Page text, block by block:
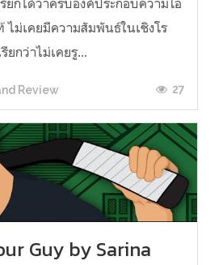
ยกได้ว่าครบองค์ประกอบความโอ
ไม่เคยมีความสัมพันธ์ในเชิงโร
ยกว่าไม่เคยรู...
Review 27
Guy by Sarina